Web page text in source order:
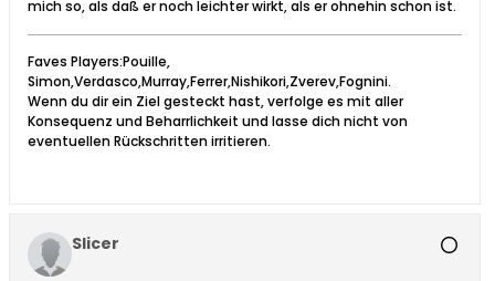
mich so, als daß er noch leichter wirkt, als er ohnehin schon ist.
Faves Players:Pouille,
Simon,Verdasco,Murray,Ferrer,Nishikori,Zverev,Fognini.
Wenn du dir ein Ziel gesteckt hast, verfolge es mit aller
Konsequenz und Beharrlichkeit und lasse dich nicht von
eventuellen Rückschritten irritieren.
Slicer